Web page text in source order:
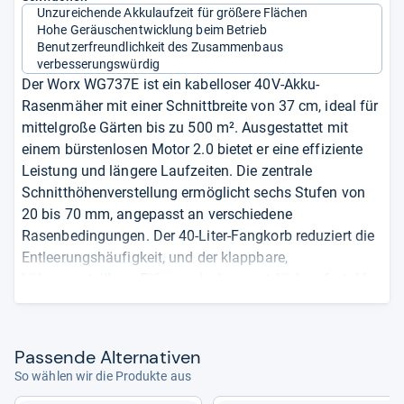
Unzureichende Akkulaufzeit für größere Flächen
Hohe Geräuschentwicklung beim Betrieb
Benutzerfreundlichkeit des Zusammenbaus
verbesserungswürdig
Der Worx WG737E ist ein kabelloser 40V-Akku-
Rasenmäher mit einer Schnittbreite von 37 cm, ideal für
mittelgroße Gärten bis zu 500 m². Ausgestattet mit
einem bürstenlosen Motor 2.0 bietet er eine effiziente
Leistung und längere Laufzeiten. Die zentrale
Schnitthöhenverstellung ermöglicht sechs Stufen von
20 bis 70 mm, angepasst an verschiedene
Rasenbedingungen. Der 40-Liter-Fangkorb reduziert die
Entleerungshäufigkeit, und der klappbare,
Mähen und platzsparende Aufbewahrung. Zwei 20V 4.0
Geräten kompatibel sind.
Pas­sende Alter­na­ti­ven
So wählen wir die Produkte aus